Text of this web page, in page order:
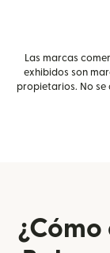
Las marcas
exhibidos son
propietarios. No